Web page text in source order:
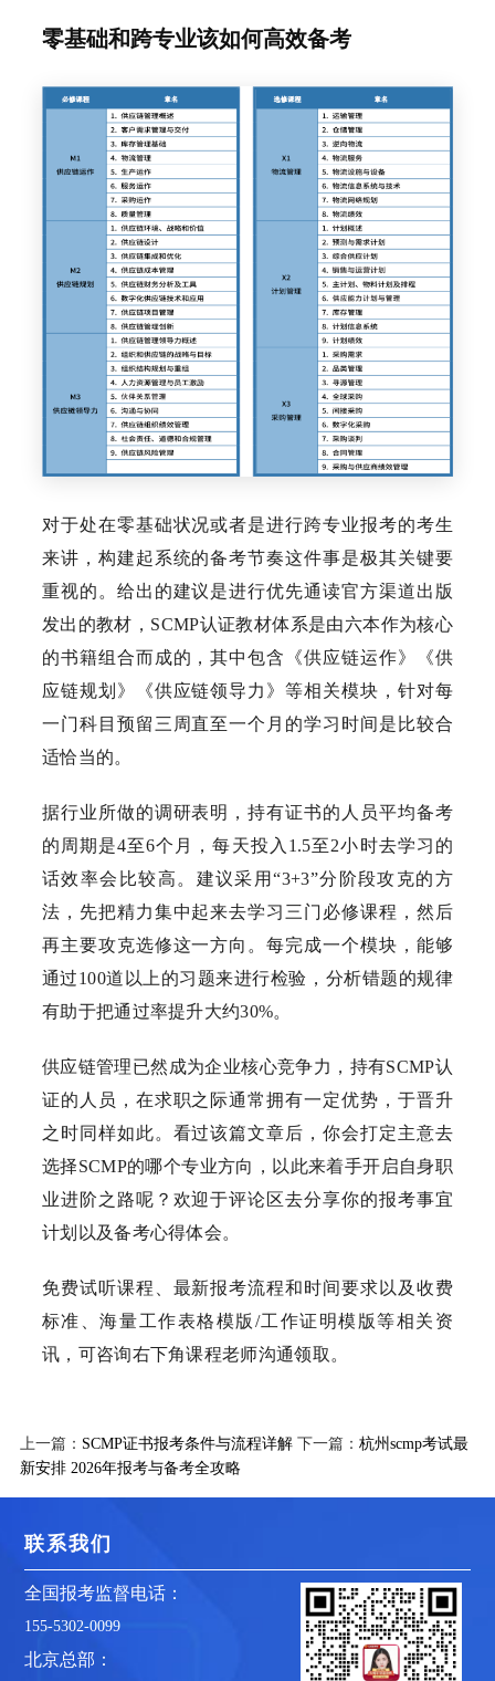
零基础和跨专业该如何高效备考
对于处在零基础状况或者是进行跨专业报考的考生
来讲，构建起系统的备考节奏这件事是极其关键要
重视的。给出的建议是进行优先通读官方渠道出版
发出的教材，SCMP认证教材体系是由六本作为核心
的书籍组合而成的，其中包含《供应链运作》《供
应链规划》《供应链领导力》等相关模块，针对每
一门科目预留三周直至一个月的学习时间是比较合
适恰当的。
据行业所做的调研表明，持有证书的人员平均备考
的周期是4至6个月，每天投入1.5至2小时去学习的
话效率会比较高。建议采用“3+3”分阶段攻克的方
法，先把精力集中起来去学习三门必修课程，然后
再主要攻克选修这一方向。每完成一个模块，能够
通过100道以上的习题来进行检验，分析错题的规律
有助于把通过率提升大约30%。
供应链管理已然成为企业核心竞争力，持有SCMP认
证的人员，在求职之际通常拥有一定优势，于晋升
之时同样如此。看过该篇文章后，你会打定主意去
选择SCMP的哪个专业方向，以此来着手开启自身职
业进阶之路呢？欢迎于评论区去分享你的报考事宜
计划以及备考心得体会。
免费试听课程、最新报考流程和时间要求以及收费
标准、海量工作表格模版/工作证明模版等相关资
讯，可咨询右下角课程老师沟通领取。
上一篇： SCMP证书报考条件与流程详解下一篇： 杭州scmp考试最
新安排 2026年报考与备考全攻略
联系我们
全国报考监督电话：
155-5302-0099
北京总部：